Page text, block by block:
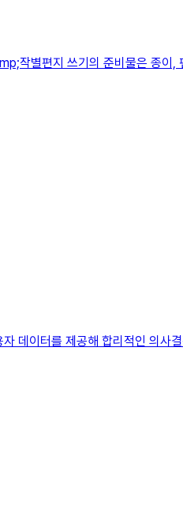
작별편지 쓰기의 준비물은 종
데이터를 제공해 합리적인 의